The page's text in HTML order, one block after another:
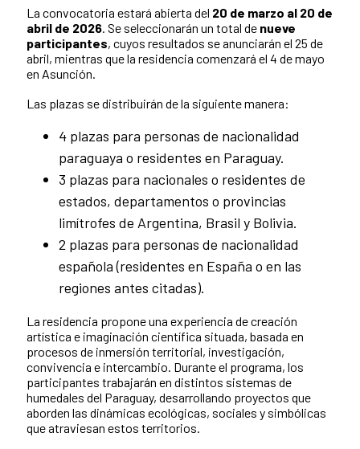
La convocatoria estará abierta del 20 de marzo al 20 de
abril de 2026. Se seleccionarán un total de nueve
participantes, cuyos resultados se anunciarán el 25 de
abril, mientras que la residencia comenzará el 4 de mayo
en Asunción.
Las plazas se distribuirán de la siguiente manera:
4 plazas para personas de nacionalidad
paraguaya o residentes en Paraguay.
3 plazas para nacionales o residentes de
estados, departamentos o provincias
limítrofes de Argentina, Brasil y Bolivia.
2 plazas para personas de nacionalidad
española (residentes en España o en las
regiones antes citadas).
La residencia propone una experiencia de creación
artística e imaginación científica situada, basada en
procesos de inmersión territorial, investigación,
convivencia e intercambio. Durante el programa, los
participantes trabajarán en distintos sistemas de
humedales del Paraguay, desarrollando proyectos que
aborden las dinámicas ecológicas, sociales y simbólicas
que atraviesan estos territorios.